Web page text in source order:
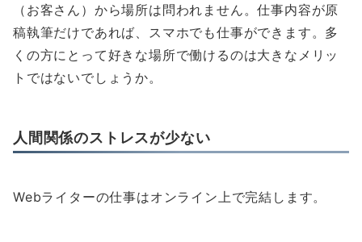
（お客さん）から場所は問われません。仕事内容が原
稿執筆だけであれば、スマホでも仕事ができます。多
くの方にとって好きな場所で働けるのは大きなメリッ
トではないでしょうか。
人間関係のストレスが少ない
Webライターの仕事はオンライン上で完結します。